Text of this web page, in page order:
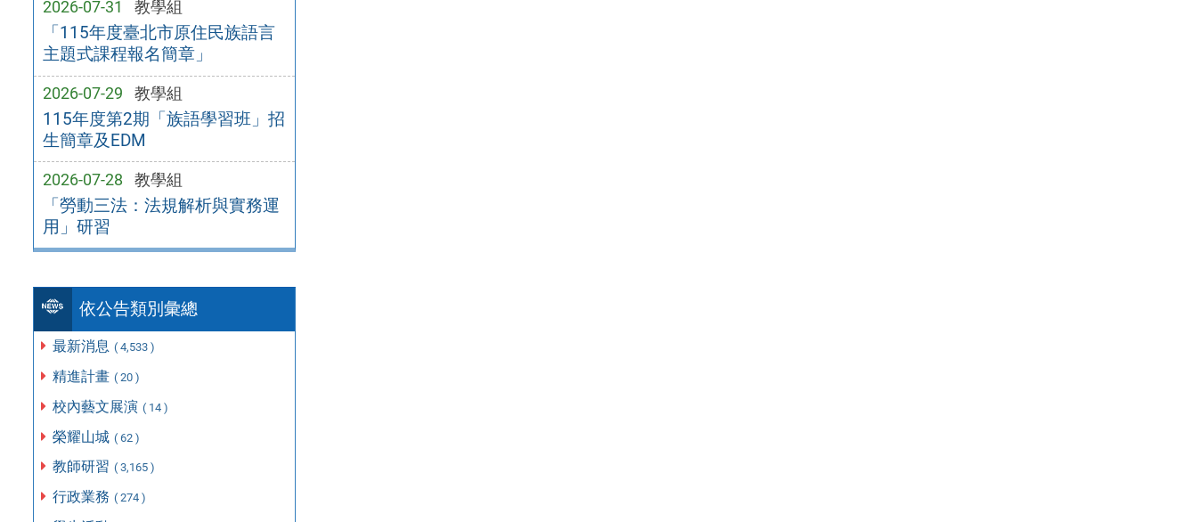
2026-07-31 教學組
「115年度臺北市原住民族語言
主題式課程報名簡章」
2026-07-29 教學組
115年度第2期「族語學習班」招
生簡章及EDM
2026-07-28 教學組
「勞動三法：法規解析與實務運
用」研習
依公告類別彙總
最新消息 ( 4,533 )
精進計畫 ( 20 )
校內藝文展演 ( 14 )
榮耀山城 ( 62 )
教師研習 ( 3,165 )
行政業務 ( 274 )